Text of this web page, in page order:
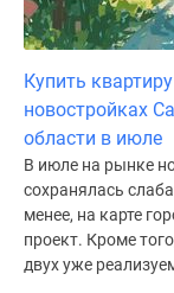
Купить
новостройках
области в июле
В июле на рынке
сохранялась
менее, на карте
проект. Кроме
двух уже